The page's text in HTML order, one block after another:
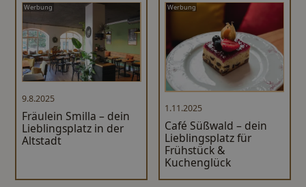
Werbung
9.8.2025
Fräulein Smilla – dein
Lieblingsplatz in der
Altstadt
Werbung
1.11.2025
Café Süßwald – dein
Lieblingsplatz für
Frühstück &
Kuchenglück